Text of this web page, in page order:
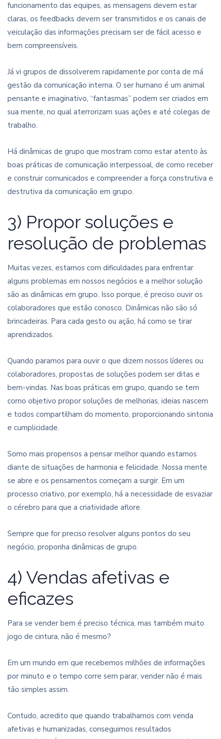
funcionamento das equipes, as mensagens devem estar
claras, os feedbacks devem ser transmitidos e os canais de
veiculação das informações precisam ser de fácil acesso e
bem compreensíveis.
Já vi grupos de dissolverem rapidamente por conta de má
gestão da comunicação interna. O ser humano é um animal
pensante e imaginativo, “fantasmas” podem ser criados em
sua mente, no qual aterrorizam suas ações e até colegas de
trabalho.
Há dinâmicas de grupo que mostram como estar atento às
boas práticas de comunicação interpessoal, de como receber
e construir comunicados e compreender a força construtiva e
destrutiva da comunicação em grupo.
3) Propor soluções e
resolução de problemas
Muitas vezes, estamos com dificuldades para enfrentar
alguns problemas em nossos negócios e a melhor solução
são as dinâmicas em grupo. Isso porque, é preciso ouvir os
colaboradores que estão conosco. Dinâmicas não são só
brincadeiras. Para cada gesto ou ação, há como se tirar
aprendizados.
Quando paramos para ouvir o que dizem nossos líderes ou
colaboradores, propostas de soluções podem ser ditas e
bem-vindas. Nas boas práticas em grupo, quando se tem
como objetivo propor soluções de melhorias, ideias nascem
e todos compartilham do momento, proporcionando sintonia
e cumplicidade.
Somo mais propensos a pensar melhor quando estamos
diante de situações de harmonia e felicidade. Nossa mente
se abre e os pensamentos começam a surgir. Em um
processo criativo, por exemplo, há a necessidade de esvaziar
o cérebro para que a criatividade aflore.
Sempre que for preciso resolver alguns pontos do seu
negócio, proponha dinâmicas de grupo.
4) Vendas afetivas e
eficazes
Para se vender bem é preciso técnica, mas também muito
jogo de cintura, não é mesmo?
Em um mundo em que recebemos milhões de informações
por minuto e o tempo corre sem parar, vender não é mais
tão simples assim.
Contudo, acredito que quando trabalhamos com venda
afetivas e humanizadas, conseguimos resultados